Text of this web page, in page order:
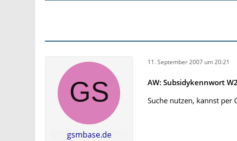
gsmbase.de
11. September 2007 um 20:21
AW: Subsidykennwort
Suche nutzen, kannst per